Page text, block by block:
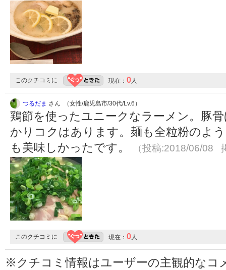
このクチコミに 現在： 0人
つるだま さん （女性/鹿児島市/30代/Lv.6）
鶏節を使ったユニークなラーメン。豚
かりコクはあります。麺も全粒粉のよ
も美味しかったです。
（投稿:2018/06/08
このクチコミに 現在： 0人
※クチコミ情報はユーザーの主観的なコ